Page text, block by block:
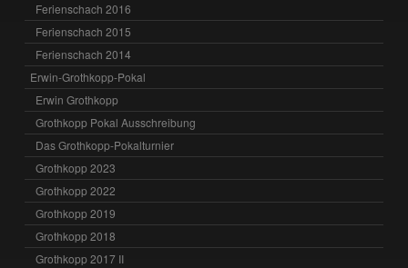
Ferienschach 2016
Ferienschach 2015
Ferienschach 2014
Erwin-Grothkopp-Pokal
Erwin Grothkopp
Grothkopp Pokal Ausschreibung
Das Grothkopp-Pokalturnier
Grothkopp 2023
Grothkopp 2022
Grothkopp 2019
Grothkopp 2018
Grothkopp 2017 II